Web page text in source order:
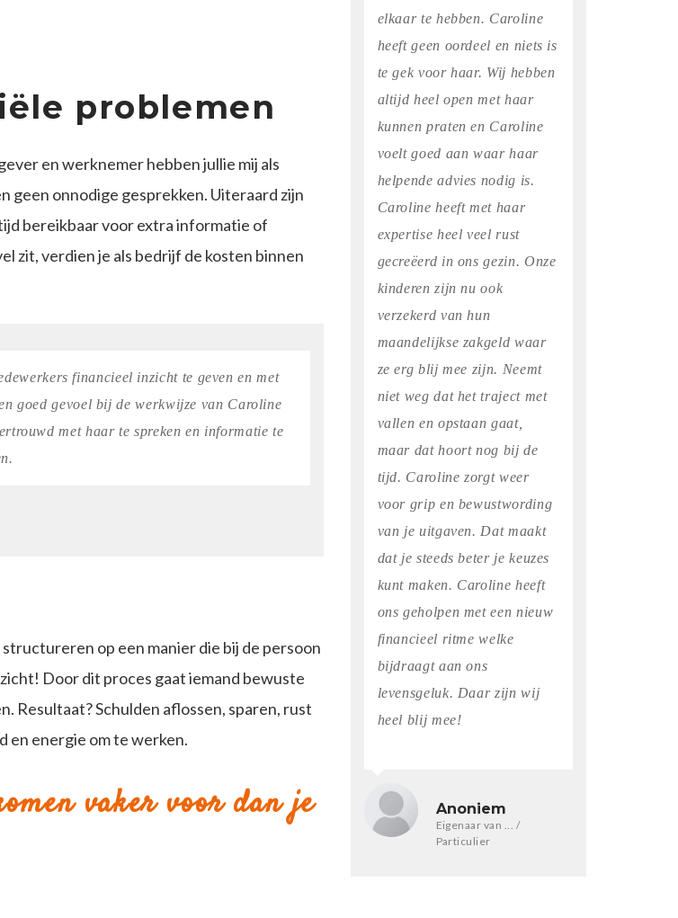
problemen
en werknemer hebben jullie mij als
geen onnodige gesprekken. Uiteraard zijn
bereikbaar voor extra informatie of
zit, verdien je als bedrijf de kosten binnen
financieel inzicht te geven en met
goed gevoel bij de werkwijze van Caroline
met haar te spreken en informatie te
op een manier die bij de persoon
Door dit proces gaat iemand bewuste
Resultaat? Schulden aflossen, sparen, rust
en energie om te werken.
vaker voor dan je
elkaar te hebben. Caroline
heeft geen oordeel en niets is
te gek voor haar. Wij hebben
altijd heel open met haar
kunnen praten en Caroline
voelt goed aan waar haar
helpende advies nodig is.
Caroline heeft met haar
expertise heel veel rust
gecreëerd in ons gezin. Onze
kinderen zijn nu ook
verzekerd van hun
maandelijkse zakgeld waar
ze erg blij mee zijn. Neemt
niet weg dat het traject met
vallen en opstaan gaat,
maar dat hoort nog bij de
tijd. Caroline zorgt weer
voor grip en bewustwording
van je uitgaven. Dat maakt
dat je steeds beter je keuzes
kunt maken. Caroline heeft
ons geholpen met een nieuw
financieel ritme welke
bijdraagt aan ons
levensgeluk. Daar zijn wij
heel blij mee!
Anoniem
Eigenaar van ... /
Particulier